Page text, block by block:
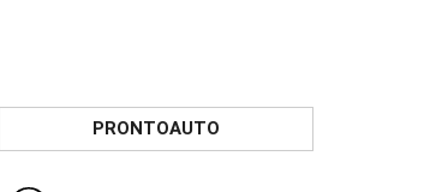
PRONTOAUTO